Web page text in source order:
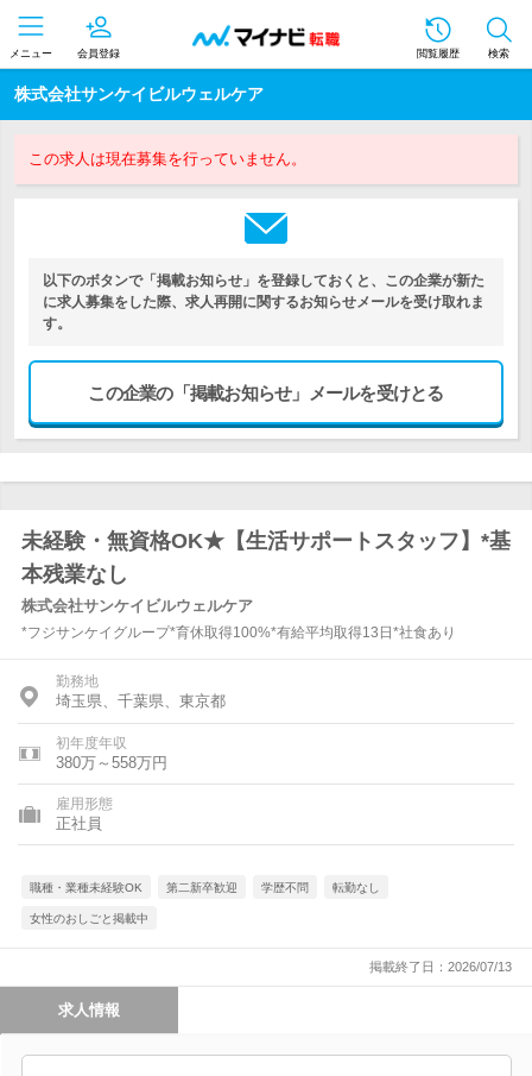
メニュー 会員登録 閲覧履歴 検索
株式会社サンケイビルウェルケア
この求人は現在募集を行っていません。
以下のボタンで「掲載お知らせ」を登録しておくと、この企業が新た
に求人募集をした際、求人再開に関するお知らせメールを受け取れま
す。
この企業の「掲載お知らせ」メールを受けとる
未経験・無資格OK★【生活サポートスタッフ】*基
本残業なし
株式会社サンケイビルウェルケア
*フジサンケイグループ*育休取得100%*有給平均取得13日*社食あり
勤務地
埼玉県、千葉県、東京都
初年度年収
380万～558万円
雇用形態
正社員
職種・業種未経験OK 第二新卒歓迎 学歴不問 転勤なし
女性のおしごと掲載中
掲載終了日：2026/07/13
求人情報